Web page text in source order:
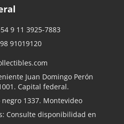
9 11 3925-7883
91019120
Juan Domingo Perón
Capital federal.
1337. Montevideo
Consulte disponibilidad en